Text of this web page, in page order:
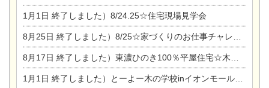
1月1日 終了しました）8/24.25☆住宅現場見学会
8月25日 終了しました）8/25☆家づくりのお仕事チャレンジ
8月17日 終了しました）東濃ひのき100％平屋住宅☆木の家完成見学会
1月1日 終了しました）とーよー木の学校inイオンモール木曽川